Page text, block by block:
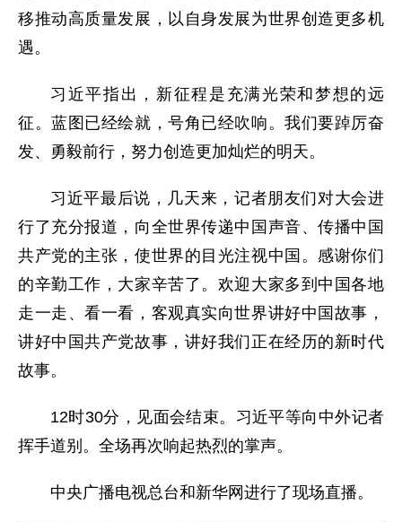
移推动高质量发展，以自身发展为世界创造更多机
遇。
习近平指出，新征程是充满光荣和梦想的远
征。蓝图已经绘就，号角已经吹响。我们要踔厉奋
发、勇毅前行，努力创造更加灿烂的明天。
习近平最后说，几天来，记者朋友们对大会进
行了充分报道，向全世界传递中国声音、传播中国
共产党的主张，使世界的目光注视中国。感谢你们
的辛勤工作，大家辛苦了。欢迎大家多到中国各地
走一走、看一看，客观真实向世界讲好中国故事，
讲好中国共产党故事，讲好我们正在经历的新时代
故事。
12时30分，见面会结束。习近平等向中外记者
挥手道别。全场再次响起热烈的掌声。
中央广播电视总台和新华网进行了现场直播。